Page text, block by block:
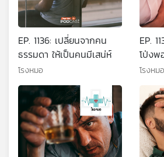
EP. 1136: เปลี่ยนจากคน
ธรรมดา ให้เป็นคนมีเสน่ห์
โรงหมอ
EP.
โป่งพ
โรงหมอ